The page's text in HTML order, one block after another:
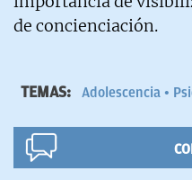
de concienciación.
TEMAS: Adolescencia